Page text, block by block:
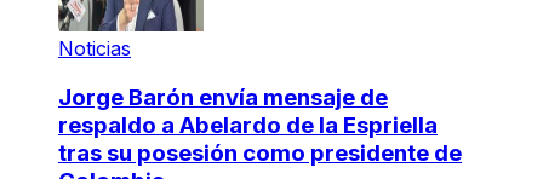
Noticias
Jorge Barón envía mensaje de
respaldo a Abelardo de la Espriella
tras su posesión como presidente de